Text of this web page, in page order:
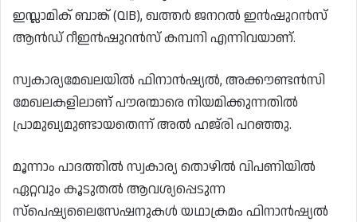
ഇസ്ലാമിക് ബാങ്ക് (QIB), ഖത്തർ ജനറൽ ഇൻഷുറൻസ്
ആൻഡ് റീഇൻഷുറൻസ് കമ്പനി എന്നിവയാണ്.
സ്വകാര്യമേഖലയിൽ ഫിനാൻഷ്യൽ, അക്കൗണ്ടൻസി
മേഖലകളിലാണ് പൗരന്മാരെ നിയമിക്കുന്നതിൽ
പ്രാമുഖ്യമുണ്ടായതെന്ന് അൽ ഹജ്‌രി പറഞ്ഞു.
മൂന്നാം പാദത്തിൽ സ്വകാര്യ തൊഴിൽ വിപണിയിൽ
ഏറ്റവും കൂടുതൽ ആവശ്യപ്പെടുന്ന
സ്‌പെഷ്യലൈസേഷനുകൾ യഥാക്രമം ഫിനാൻഷ്യൽ